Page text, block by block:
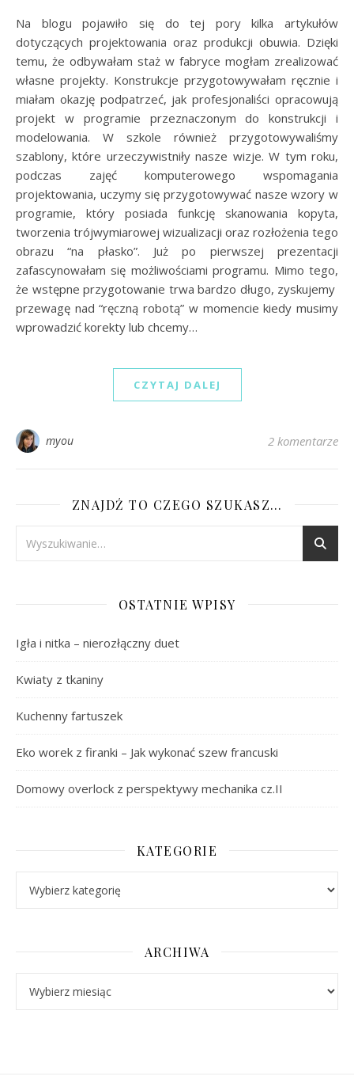
Na blogu pojawiło się do tej pory kilka artykułów
dotyczących projektowania oraz produkcji obuwia. Dzięki
temu, że odbywałam staż w fabryce mogłam zrealizować
własne projekty. Konstrukcje przygotowywałam ręcznie i
miałam okazję podpatrzeć, jak profesjonaliści opracowują
projekt w programie przeznaczonym do konstrukcji i
modelowania. W szkole również przygotowywaliśmy
szablony, które urzeczywistniły nasze wizje. W tym roku,
podczas zajęć komputerowego wspomagania
projektowania, uczymy się przygotowywać nasze wzory w
programie, który posiada funkcję skanowania kopyta,
tworzenia trójwymiarowej wizualizacji oraz rozłożenia tego
obrazu “na płasko”. Już po pierwszej prezentacji
zafascynowałam się możliwościami programu. Mimo tego,
że wstępne przygotowanie trwa bardzo długo, zyskujemy
przewagę nad “ręczną robotą” w momencie kiedy musimy
wprowadzić korekty lub chcemy…
CZYTAJ DALEJ
myou 2 komentarze
ZNAJDŹ TO CZEGO SZUKASZ…
OSTATNIE WPISY
Igła i nitka – nierozłączny duet
Kwiaty z tkaniny
Kuchenny fartuszek
Eko worek z firanki – Jak wykonać szew francuski
Domowy overlock z perspektywy mechanika cz.II
KATEGORIE
ARCHIWA